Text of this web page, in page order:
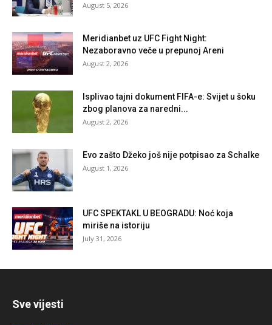
August 5, 2026
Meridianbet uz UFC Fight Night:
Nezaboravno veče u prepunoj Areni
August 2, 2026
Isplivao tajni dokument FIFA-e: Svijet u šoku
zbog planova za naredni...
August 2, 2026
Evo zašto Džeko još nije potpisao za Schalke
August 1, 2026
UFC SPEKTAKL U BEOGRADU: Noć koja
miriše na istoriju
July 31, 2026
Sve vijesti